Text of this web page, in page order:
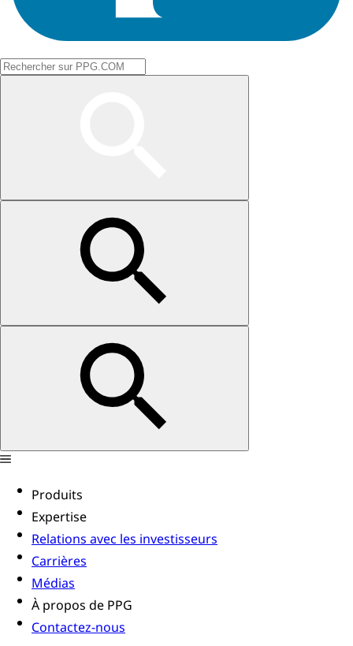
Produits
Expertise
Relations avec les investisseurs
Carrières
Médias
À propos de PPG
Contactez-nous